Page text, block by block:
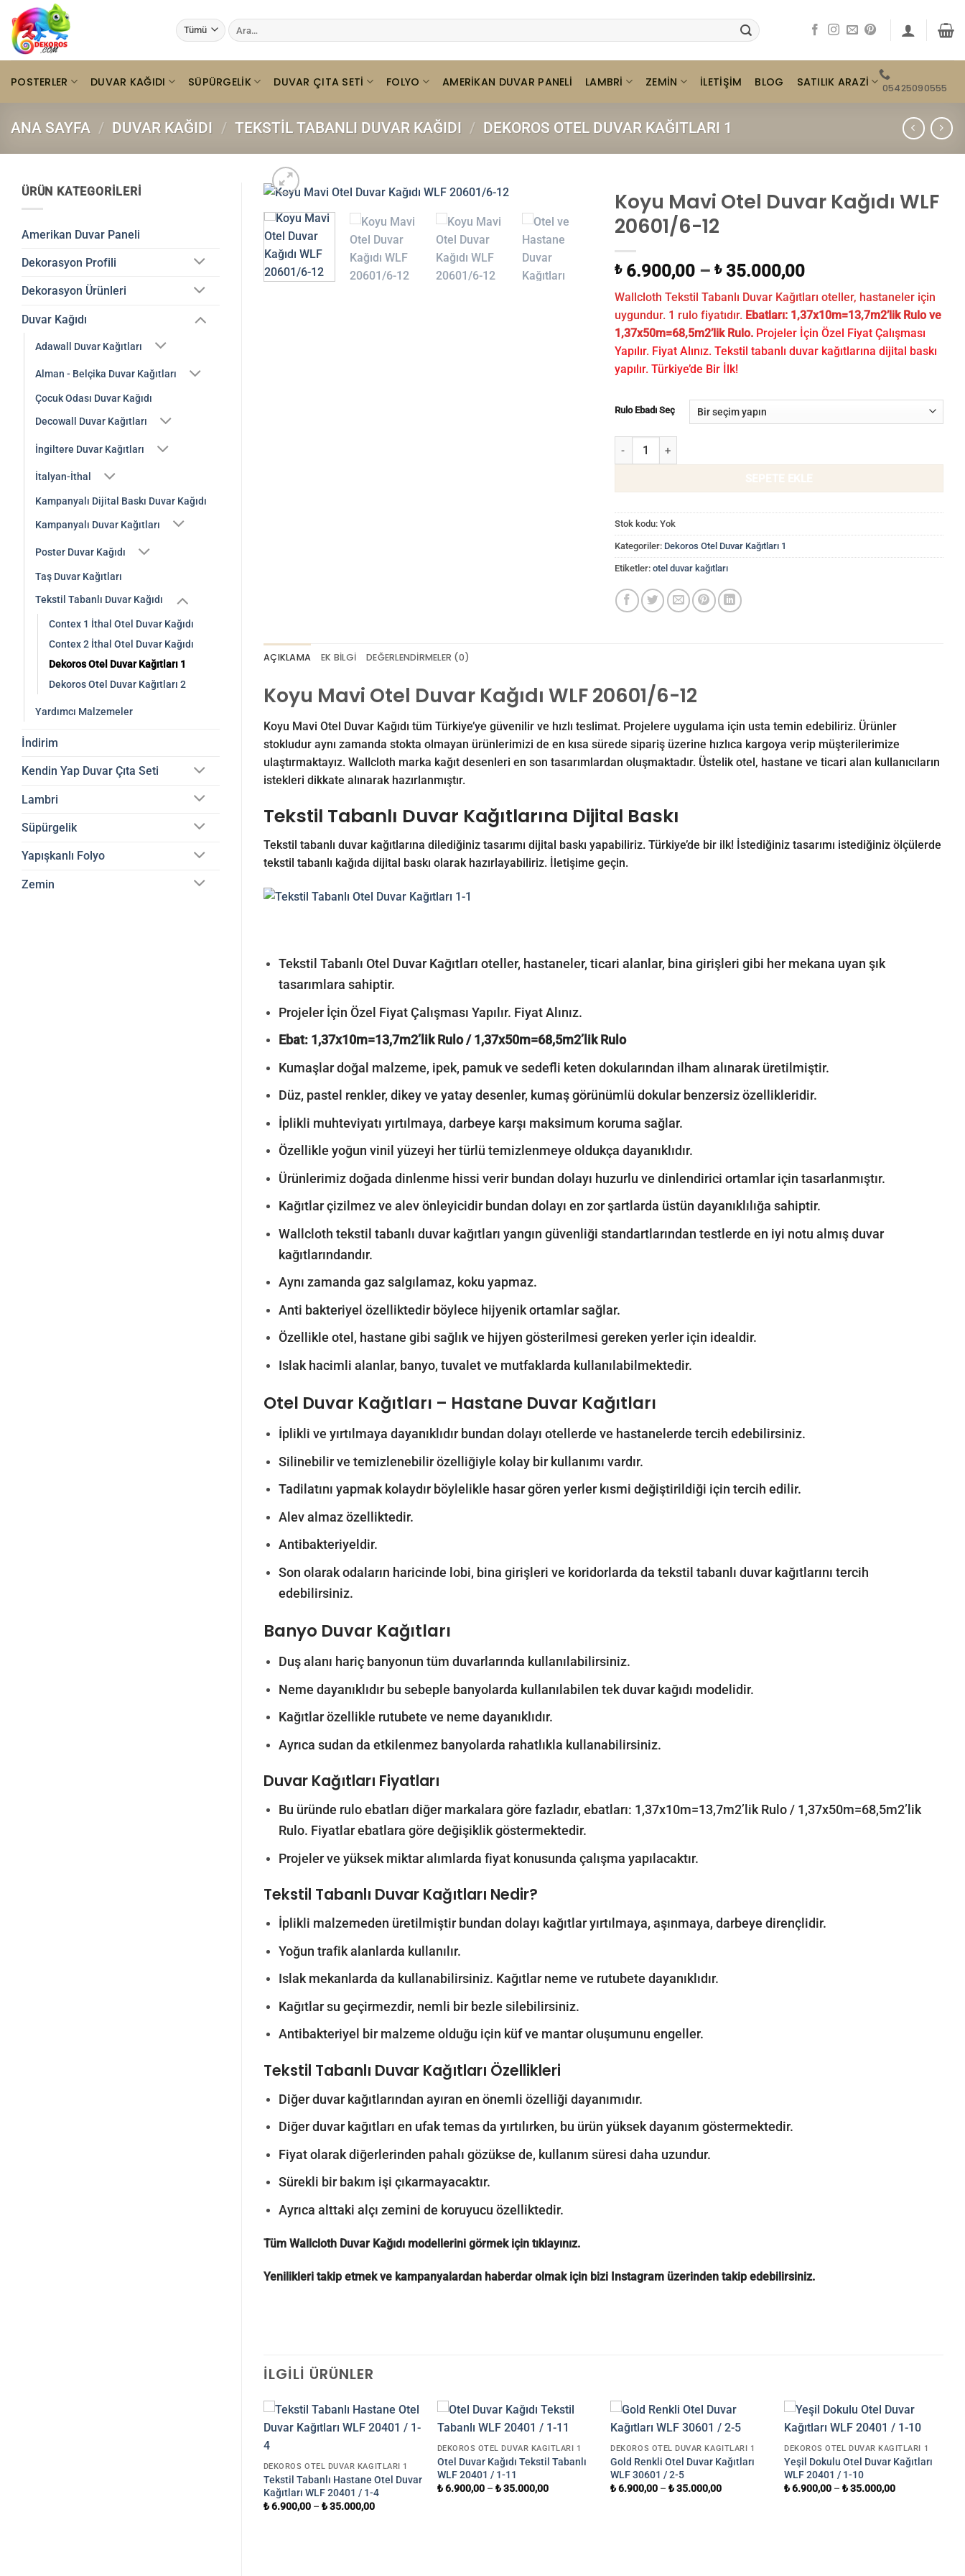
İçeriğe
atla
Ara:
POSTERLER DUVAR KAĞIDI SÜPÜRGELIK DUVAR ÇITA SETI FOLYO AMERIKAN DUVAR PANELI LAMBRI ZEMIN İLETIŞIM BLOG SATILIK ARAZI 05425090555
ANA SAYFA / DUVAR KAĞIDI / TEKSTIL TABANLI DUVAR KAĞIDI / DEKOROS OTEL DUVAR KAĞITLARI 1
ÜRÜN KATEGORILERI
Amerikan Duvar Paneli
Dekorasyon Profili
Dekorasyon Ürünleri
Duvar Kağıdı
Adawall Duvar Kağıtları
Alman - Belçika Duvar Kağıtları
Çocuk Odası Duvar Kağıdı
Decowall Duvar Kağıtları
İngiltere Duvar Kağıtları
İtalyan-İthal
Kampanyalı Dijital Baskı Duvar Kağıdı
Kampanyalı Duvar Kağıtları
Poster Duvar Kağıdı
Taş Duvar Kağıtları
Tekstil Tabanlı Duvar Kağıdı
Contex 1 İthal Otel Duvar Kağıdı
Contex 2 İthal Otel Duvar Kağıdı
Dekoros Otel Duvar Kağıtları 1
Dekoros Otel Duvar Kağıtları 2
Yardımcı Malzemeler
İndirim
Kendin Yap Duvar Çıta Seti
Lambri
Süpürgelik
Yapışkanlı Folyo
Zemin
Koyu Mavi Otel Duvar Kağıdı WLF
20601/6-12
₺6.900,00– ₺35.000,00
Wallcloth Tekstil Tabanlı Duvar Kağıtları oteller, hastaneler için
uygundur. 1 rulo fiyatıdır. Ebatları: 1,37x10m=13,7m2’lik Rulo ve
1,37x50m=68,5m2’lik Rulo. Projeler İçin Özel Fiyat Çalışması
Yapılır. Fiyat Alınız. Tekstil tabanlı duvar kağıtlarına dijital baskı
yapılır. Türkiye’de Bir İlk!
Rulo Ebadı Seç
Koyu Mavi Otel Duvar Kağıdı WLF 20601/6-12 adet
Stok kodu: Yok
Kategoriler: Dekoros Otel Duvar Kağıtları 1
Etiketler: otel duvar kağıtları
AÇIKLAMA EK BILGI DEĞERLENDIRMELER (0)
Koyu Mavi Otel Duvar Kağıdı WLF 20601/6-12
Koyu Mavi Otel Duvar Kağıdı tüm Türkiye’ye güvenilir ve hızlı teslimat. Projelere uygulama için usta temin edebiliriz. Ürünler
stokludur aynı zamanda stokta olmayan ürünlerimizi de en kısa sürede sipariş üzerine hızlıca kargoya verip müşterilerimize
ulaştırmaktayız. Wallcloth marka kağıt desenleri en son tasarımlardan oluşmaktadır. Üstelik otel, hastane ve ticari alan kullanıcıların
istekleri dikkate alınarak hazırlanmıştır.
Tekstil Tabanlı Duvar Kağıtlarına Dijital Baskı
Tekstil tabanlı duvar kağıtlarına dilediğiniz tasarımı dijital baskı yapabiliriz. Türkiye’de bir ilk! İstediğiniz tasarımı istediğiniz ölçülerde
tekstil tabanlı kağıda dijital baskı olarak hazırlayabiliriz.
İletişime geçin.
Tekstil Tabanlı Otel Duvar Kağıtları oteller, hastaneler, ticari alanlar, bina girişleri gibi her mekana uyan şık
tasarımlara sahiptir.
Projeler İçin Özel Fiyat Çalışması Yapılır. Fiyat Alınız.
Ebat: 1,37x10m=13,7m2’lik Rulo / 1,37x50m=68,5m2’lik Rulo
Kumaşlar doğal malzeme, ipek, pamuk ve sedefli keten dokularından ilham alınarak üretilmiştir.
Düz, pastel renkler, dikey ve yatay desenler, kumaş görünümlü dokular benzersiz özellikleridir.
İplikli muhteviyatı yırtılmaya, darbeye karşı maksimum koruma sağlar.
Özellikle yoğun vinil yüzeyi her türlü temizlenmeye oldukça dayanıklıdır.
Ürünlerimiz doğada dinlenme hissi verir bundan dolayı huzurlu ve dinlendirici ortamlar için tasarlanmıştır.
Kağıtlar çizilmez ve alev önleyicidir bundan dolayı en zor şartlarda üstün dayanıklılığa sahiptir.
Wallcloth tekstil tabanlı duvar kağıtları yangın güvenliği standartlarından testlerde en iyi notu almış duvar
kağıtlarındandır.
Aynı zamanda gaz salgılamaz, koku yapmaz.
Anti bakteriyel özelliktedir böylece hijyenik ortamlar sağlar.
Özellikle otel, hastane gibi sağlık ve hijyen gösterilmesi gereken yerler için idealdir.
Islak hacimli alanlar, banyo, tuvalet ve mutfaklarda kullanılabilmektedir.
Otel Duvar Kağıtları – Hastane Duvar Kağıtları
İplikli ve yırtılmaya dayanıklıdır bundan dolayı otellerde ve hastanelerde tercih edebilirsiniz.
Silinebilir ve temizlenebilir özelliğiyle kolay bir kullanımı vardır.
Tadilatını yapmak kolaydır böylelikle hasar gören yerler kısmi değiştirildiği için tercih edilir.
Alev almaz özelliktedir.
Antibakteriyeldir.
Son olarak odaların haricinde lobi, bina girişleri ve koridorlarda da tekstil tabanlı duvar kağıtlarını tercih
edebilirsiniz.
Banyo Duvar Kağıtları
Duş alanı hariç banyonun tüm duvarlarında kullanılabilirsiniz.
Neme dayanıklıdır bu sebeple banyolarda kullanılabilen tek duvar kağıdı modelidir.
Kağıtlar özellikle rutubete ve neme dayanıklıdır.
Ayrıca sudan da etkilenmez banyolarda rahatlıkla kullanabilirsiniz.
Duvar Kağıtları Fiyatları
Bu üründe rulo ebatları diğer markalara göre fazladır, ebatları: 1,37x10m=13,7m2’lik Rulo / 1,37x50m=68,5m2’lik
Rulo. Fiyatlar ebatlara göre değişiklik göstermektedir.
Projeler ve yüksek miktar alımlarda fiyat konusunda çalışma yapılacaktır.
Tekstil Tabanlı Duvar Kağıtları Nedir?
İplikli malzemeden üretilmiştir bundan dolayı kağıtlar yırtılmaya, aşınmaya, darbeye dirençlidir.
Yoğun trafik alanlarda kullanılır.
Islak mekanlarda da kullanabilirsiniz. Kağıtlar neme ve rutubete dayanıklıdır.
Kağıtlar su geçirmezdir, nemli bir bezle silebilirsiniz.
Antibakteriyel bir malzeme olduğu için küf ve mantar oluşumunu engeller.
Tekstil Tabanlı Duvar Kağıtları Özellikleri
Diğer duvar kağıtlarından ayıran en önemli özelliği dayanımıdır.
Diğer duvar kağıtları en ufak temas da yırtılırken, bu ürün yüksek dayanım göstermektedir.
Fiyat olarak diğerlerinden pahalı gözükse de, kullanım süresi daha uzundur.
Sürekli bir bakım işi çıkarmayacaktır.
Ayrıca alttaki alçı zemini de koruyucu özelliktedir.
Tüm Wallcloth Duvar Kağıdı modellerini görmek için tıklayınız.
Yenilikleri takip etmek ve kampanyalardan haberdar olmak için bizi Instagram üzerinden takip edebilirsiniz.
İLGILI ÜRÜNLER
DEKOROS OTEL DUVAR KAĞITLARI 1
Tekstil Tabanlı Hastane Otel Duvar
Kağıtları WLF 20401 / 1-4
₺6.900,00– ₺35.000,00
DEKOROS OTEL DUVAR KAĞITLARI 1
Otel Duvar Kağıdı Tekstil Tabanlı
WLF 20401 / 1-11
₺6.900,00– ₺35.000,00
DEKOROS OTEL DUVAR KAĞITLARI 1
Gold Renkli Otel Duvar Kağıtları
WLF 30601 / 2-5
₺6.900,00 –₺35.000,00
DEKOROS OTEL DUVAR KAĞITLARI 1
Yeşil Dokulu Otel Duvar Kağıtları
WLF 20401 / 1-10
₺6.900,00 –₺35.000,00